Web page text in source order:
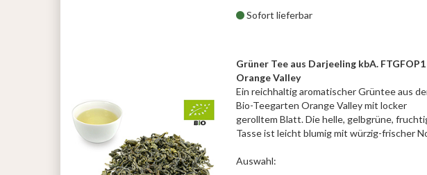
Sofort lieferbar
Grüner Tee aus Darjeeling kbA. FTGFOP1
Orange Valley
Ein reichhaltig aromatischer Grüntee aus
Bio-Teegarten Orange Valley mit locker
gerolltem Blatt. Die helle, gelbgrüne,
Tasse ist leicht blumig mit würzig-frischer
Auswahl: